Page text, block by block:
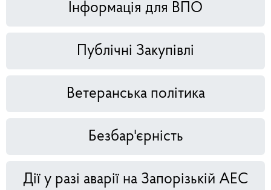
Інформація для ВПО
Публічні Закупівлі
Ветеранська політика
Безбар'єрність
Дії у разі аварії на Запорізькій АЕС